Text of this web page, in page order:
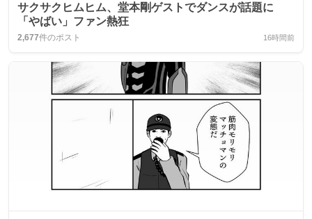
サクサクヒムヒム、堂本剛ゲストでダンスが話題に
「やばい」ファン熱狂
2,677件のポスト 16時間前